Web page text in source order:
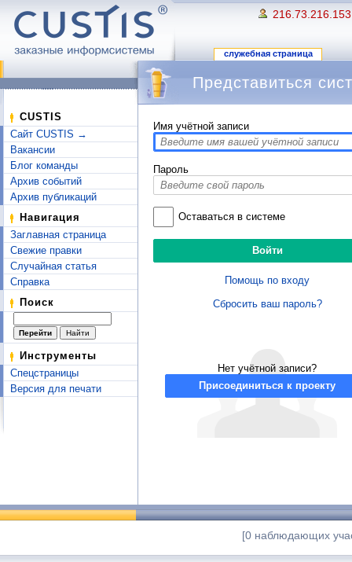
216.73.216.153
служебная страница
CUSTIS
Сайт CUSTIS →
Вакансии
Блог команды
Архив событий
Архив публикаций
Навигация
Заглавная страница
Свежие правки
Случайная статья
Справка
Поиск
Инструменты
Спецстраницы
Версия для печати
Представиться
Имя учётной записи
Пароль
Оставаться в системе
Помощь по входу
Сбросить ваш пароль?
Нет учётной записи?
Присоединиться к проекту
[0 наблюдающих